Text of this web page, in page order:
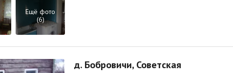
Ещё фото
(6)
д. Бобровичи, Советская